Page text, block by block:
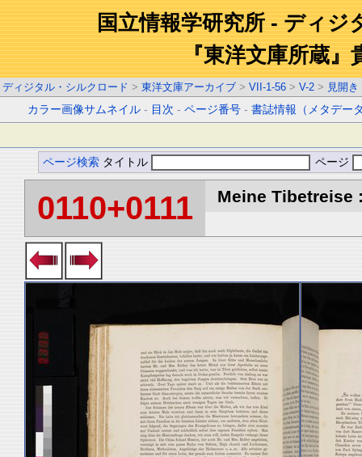
国立情報学研究所 - ディジ
『東洋文庫所蔵』
ディジタル・シルクロード > 東洋文庫アーカイブ > VII-1-56 > V-2 > 見開き
カラー画像サムネイル - 目次 -ページ番号 -書誌情報（メタデー
ページ検索 タイトル ページ
0110+0111 Meine Tibetreise